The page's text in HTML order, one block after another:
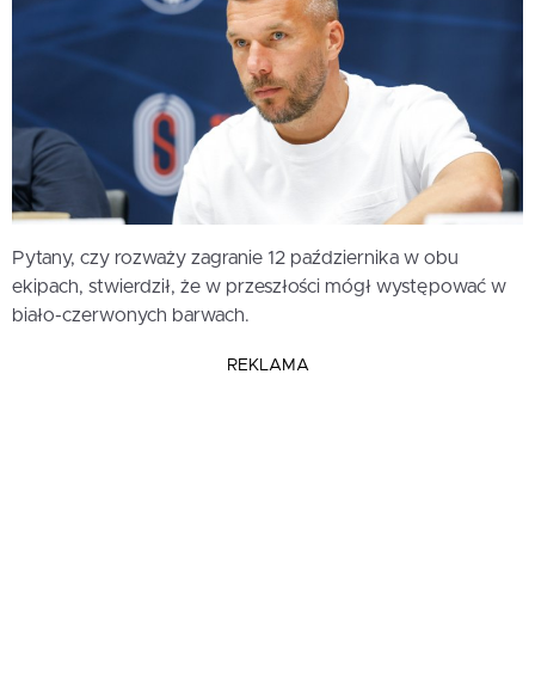
Pytany, czy rozważy zagranie 12 października w obu
ekipach, stwierdził, że w przeszłości mógł występować w
biało-czerwonych barwach.
REKLAMA